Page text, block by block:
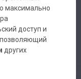
максимально
доступ и
других